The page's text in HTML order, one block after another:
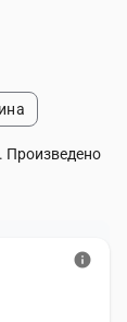
Произведено
info